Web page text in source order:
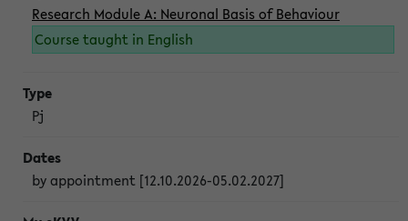
Research Module A: Neuronal Basis of Behaviour
Course taught in English
Pj
by appointment [12.10.2026-05.02.2027]